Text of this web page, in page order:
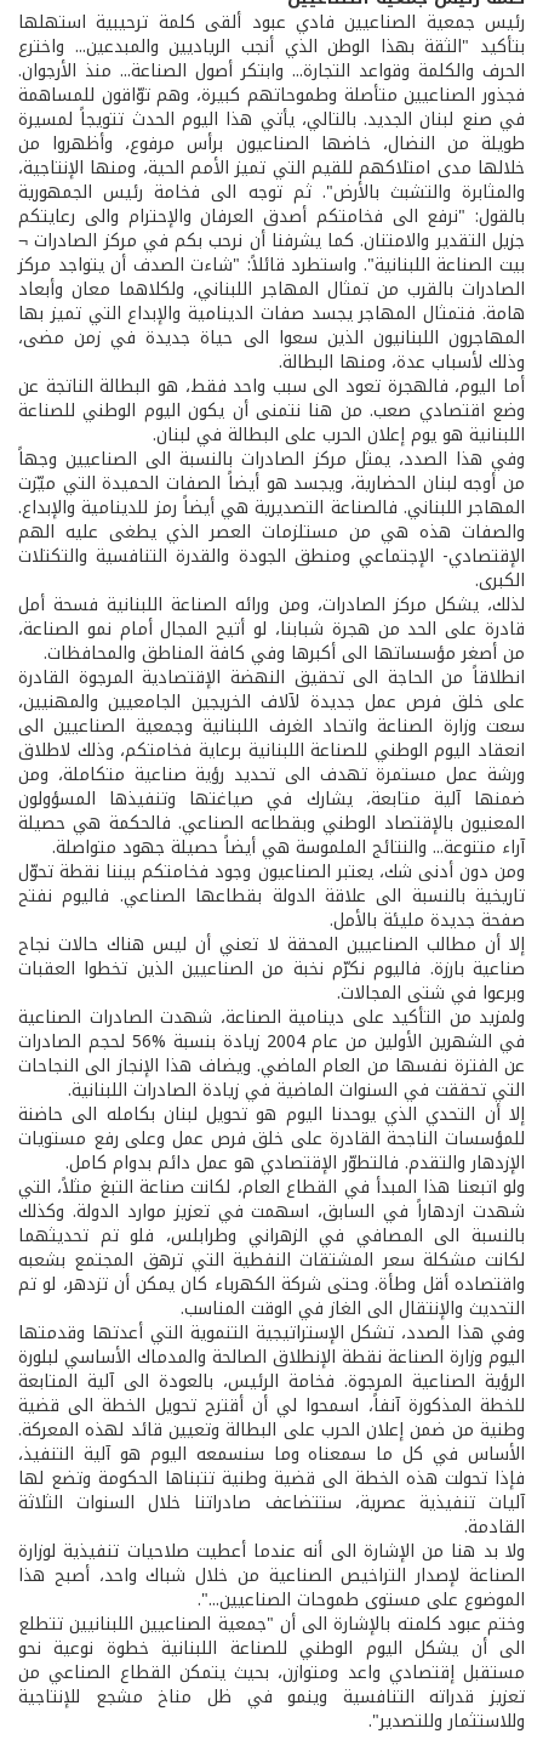
رئيس جمعية الصناعيين فادي عبود ألقى كلمة ترحيبية استهلها
بتأكيد "الثقة بهذا الوطن الذي أنجب الرياديين والمبدعين... واخترع
الحرف والكلمة وقواعد التجارة... وابتكر أصول الصناعة... منذ الأرجوان.
فجذور الصناعيين متأصلة وطموحاتهم كبيرة، وهم توّاقون للمساهمة
في صنع لبنان الجديد. بالتالي، يأتي هذا اليوم الحدث تتويجاً لمسيرة
طويلة من النضال، خاضها الصناعيون برأس مرفوع، وأظهروا من
خلالها مدى امتلاكهم للقيم التي تميز الأمم الحية، ومنها الإنتاجية،
والمثابرة والتشبث بالأرض". ثم توجه الى فخامة رئيس الجمهورية
بالقول: "نرفع الى فخامتكم أصدق العرفان والإحترام والى رعايتكم
جزيل التقدير والامتنان. كما يشرفنا أن نرحب بكم في مركز الصادرات ¬
بيت الصناعة اللبنانية". واستطرد قائلاً: "شاءت الصدف أن يتواجد مركز
الصادرات بالقرب من تمثال المهاجر اللبناني، ولكلاهما معان وأبعاد
هامة. فتمثال المهاجر يجسد صفات الدينامية والإبداع التي تميز بها
المهاجرون اللبنانيون الذين سعوا الى حياة جديدة في زمن مضى،
وذلك لأسباب عدة، ومنها البطالة.
أما اليوم، فالهجرة تعود الى سبب واحد فقط، هو البطالة الناتجة عن
وضع اقتصادي صعب. من هنا نتمنى أن يكون اليوم الوطني للصناعة
اللبنانية هو يوم إعلان الحرب على البطالة في لبنان.
وفي هذا الصدد، يمثل مركز الصادرات بالنسبة الى الصناعيين وجهاً
من أوجه لبنان الحضارية، ويجسد هو أيضاً الصفات الحميدة التي ميّزت
المهاجر اللبناني. فالصناعة التصديرية هي أيضاً رمز للدينامية والإبداع.
والصفات هذه هي من مستلزمات العصر الذي يطغى عليه الهم
الإقتصادي- الإجتماعي ومنطق الجودة والقدرة التنافسية والتكتلات
الكبرى.
لذلك، يشكل مركز الصادرات، ومن ورائه الصناعة اللبنانية فسحة أمل
قادرة على الحد من هجرة شبابنا، لو أتيح المجال أمام نمو الصناعة،
من أصغر مؤسساتها الى أكبرها وفي كافة المناطق والمحافظات.
انطلاقاً من الحاجة الى تحقيق النهضة الإقتصادية المرجوة القادرة
على خلق فرص عمل جديدة لآلاف الخريجين الجامعيين والمهنيين،
سعت وزارة الصناعة واتحاد الغرف اللبنانية وجمعية الصناعيين الى
انعقاد اليوم الوطني للصناعة اللبنانية برعاية فخامتكم، وذلك لاطلاق
ورشة عمل مستمرة تهدف الى تحديد رؤية صناعية متكاملة، ومن
ضمنها آلية متابعة، يشارك في صياغتها وتنفيذها المسؤولون
المعنيون بالإقتصاد الوطني وبقطاعه الصناعي. فالحكمة هي حصيلة
آراء متنوعة... والنتائج الملموسة هي أيضاً حصيلة جهود متواصلة.
ومن دون أدنى شك، يعتبر الصناعيون وجود فخامتكم بيننا نقطة تحوّل
تاريخية بالنسبة الى علاقة الدولة بقطاعها الصناعي. فاليوم نفتح
صفحة جديدة مليئة بالأمل.
إلا أن مطالب الصناعيين المحقة لا تعني أن ليس هناك حالات نجاح
صناعية بارزة. فاليوم نكرّم نخبة من الصناعيين الذين تخطوا العقبات
وبرعوا في شتى المجالات.
ولمزيد من التأكيد على دينامية الصناعة، شهدت الصادرات الصناعية
في الشهرين الأولين من عام 2004 زيادة بنسبة %56 لحجم الصادرات
عن الفترة نفسها من العام الماضي. ويضاف هذا الإنجاز الى النجاحات
التي تحققت في السنوات الماضية في زيادة الصادرات اللبنانية.
إلا أن التحدي الذي يوحدنا اليوم هو تحويل لبنان بكامله الى حاضنة
للمؤسسات الناجحة القادرة على خلق فرص عمل وعلى رفع مستويات
الإزدهار والتقدم. فالتطوّر الإقتصادي هو عمل دائم بدوام كامل.
ولو اتبعنا هذا المبدأ في القطاع العام، لكانت صناعة التبغ مثلاً، التي
شهدت ازدهاراً في السابق، اسهمت في تعزيز موارد الدولة. وكذلك
بالنسبة الى المصافي في الزهراني وطرابلس، فلو تم تحديثهما
لكانت مشكلة سعر المشتقات النفطية التي ترهق المجتمع بشعبه
واقتصاده أقل وطأة. وحتى شركة الكهرباء كان يمكن أن تزدهر، لو تم
التحديث والإنتقال الى الغاز في الوقت المناسب.
وفي هذا الصدد، تشكل الإستراتيجية التنموية التي أعدتها وقدمتها
اليوم وزارة الصناعة نقطة الإنطلاق الصالحة والمدماك الأساسي لبلورة
الرؤية الصناعية المرجوة. فخامة الرئيس، بالعودة الى آلية المتابعة
للخطة المذكورة آنفاً، اسمحوا لي أن أقترح تحويل الخطة الى قضية
وطنية من ضمن إعلان الحرب على البطالة وتعيين قائد لهذه المعركة.
الأساس في كل ما سمعناه وما سنسمعه اليوم هو آلية التنفيذ،
فإذا تحولت هذه الخطة الى قضية وطنية تتبناها الحكومة وتضع لها
آليات تنفيذية عصرية، ستتضاعف صادراتنا خلال السنوات الثلاثة
القادمة.
ولا بد هنا من الإشارة الى أنه عندما أعطيت صلاحيات تنفيذية لوزارة
الصناعة لإصدار التراخيص الصناعية من خلال شباك واحد، أصبح هذا
الموضوع على مستوى طموحات الصناعيين...".
وختم عبود كلمته بالإشارة الى أن "جمعية الصناعيين اللبنانيين تتطلع
الى أن يشكل اليوم الوطني للصناعة اللبنانية خطوة نوعية نحو
مستقبل إقتصادي واعد ومتوازن، بحيث يتمكن القطاع الصناعي من
تعزيز قدراته التنافسية وينمو في ظل مناخ مشجع للإنتاجية
وللاستثمار وللتصدير".